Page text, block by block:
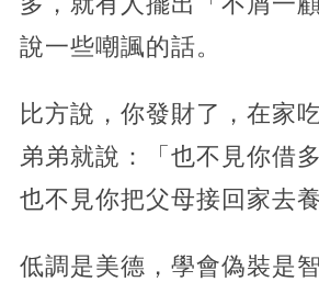
說一些嘲諷的話。
比方說，你發財了，在家
弟弟就說：「也不見你借
也不見你把父母接回家去
低調是美德，學會偽裝是